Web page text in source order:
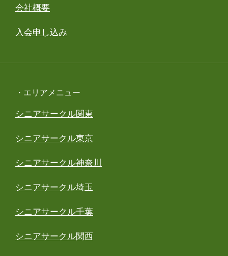
会社概要
入会申し込み
・エリアメニュー
シニアサークル関東
シニアサークル東京
シニアサークル神奈川
シニアサークル埼玉
シニアサークル千葉
シニアサークル関西